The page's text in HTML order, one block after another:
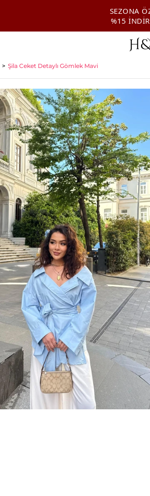
SEZONA
%15
Şila Ceket Detaylı Gömlek Mavi